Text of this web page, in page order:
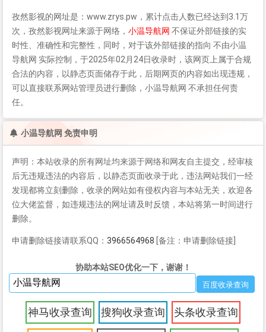
孜然影视的网址是：www.zrys.pw，累计点击人数已经达到3.1万
次， 孜然影视网址来源于网络， 小温导航网 不保证外部链接的实
时性、准确性和完整性，同时，对于该外部链接的指向 不由小温
导航网 实际控制，于2025年02月24日收录时，该网页上属于合规
合法的内容，以静态页面储存于此，后期网页的内容如出现违规，
可以直接联系网站管理员进行删除，小温导航网 不承担任何责
任。
小温导航网 免责申明
声明：本站收录的所有网址均来源于网络和网友自主提交，经审核
后无违规违法的内容后，以静态页面收录于此，违法网站我们一经
发现都将立刻删除，收录的网站如有侵权内容与本站无关，欢迎各
位大佬监督，如违规违法的网址请及时反馈，本站将第一时间进行
删除。
申请删除链接请联系QQ： 3966564968 [备注：申请删除链接]
协助本站SEO优化一下，谢谢！
神马收录查询 搜狗收录查询 头条收录查询